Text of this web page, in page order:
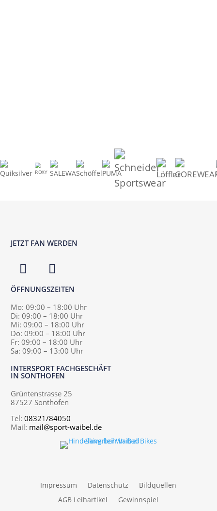
JETZT FAN WERDEN
ÖFFNUNGSZEITEN
Mo: 09:00 – 18:00 Uhr
Di: 09:00 – 18:00 Uhr
Mi: 09:00 – 18:00 Uhr
Do: 09:00 – 18:00 Uhr
Fr: 09:00 – 18:00 Uhr
Sa: 09:00 – 13:00 Uhr
INTERSPORT FACHGESCHÄFT
IN SONTHOFEN
Grüntenstrasse 25
87527 Sonthofen
Tel:08321/84050
Mail: mail@sport-waibel.de
Impressum Datenschutz
Bildquellen
AGB Leihartikel
Gewinnspiel